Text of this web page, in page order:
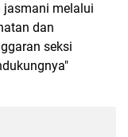
jasmani melalui
dan
seksi